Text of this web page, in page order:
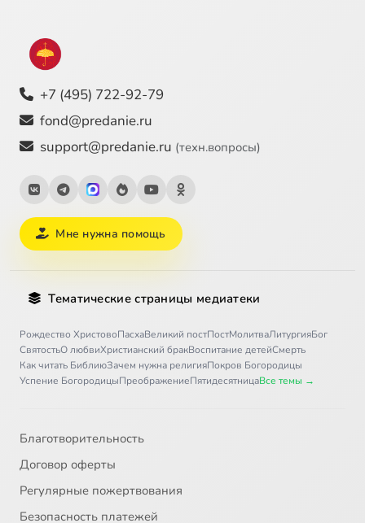
+7 (495) 722-92-79
fond@predanie.ru
support@predanie.ru (техн.вопросы)
Мне нужна помощь
Тематические страницы медиатеки
Рождество ХристовоПасхаВеликий постПостМолитваЛитургияБог
СвятостьО любвиХристианский бракВоспитание детейСмерть
Как читать БиблиюЗачем нужна религияПокров Богородицы
Успение БогородицыПреображениеПятидесятницаВсе темы →
Благотворительность
Договор оферты
Регулярные пожертвования
Безопасность платежей